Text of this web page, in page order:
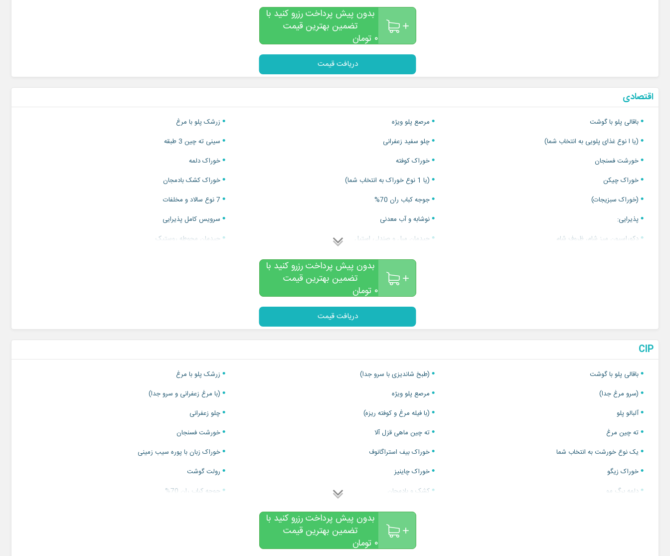
چیدمان محوطه روستیک
کیک انتخابی عروس و داماد
چیدمان ورود مهمانان
بدون پیش پرداخت رزرو کنید با
تضمین بهترین قیمت
۰ تومان
دریافت قیمت
اقتصادی
باقالی پلو با گوشت مرصع پلو ویژه
زرشک پلو با مرغ
(یا ا نوع غذای پلویی به انتخاب شما)
چلو سفید زعفرانی
سینی ته چین 3 طبقه
خورشت فسنجان
خوراک کوفته
خوراک دلمه
خوراک چیکن
(یا 1 نوع خوراک به انتخاب شما)
خوراک کشک بادمجان
(خوراک سبزیجات)
جوجه کباب ران 70%
7 نوع سالاد و مخلفات
پذیرایی:
نوشابه و آب معدنی
سرویس کامل پذیرایی
دکوراسیون میز شام، ظروف شام
چیدمان مبل و صندلی استیل
چیدمان محوطه روستیک
پذیرایی میوه فصل مرغوب 5 مدل
کیک عروس و داماد
آتش بازی 3 مرحله ورودی، تانگو و کیک
بدون پیش پرداخت رزرو کنید با
تضمین بهترین قیمت
۰ تومان
دریافت قیمت
CIP
باقالی پلو با گوشت (طبخ شاندیزی با سرو جدا)
زرشک پلو با مرغ
(سرو مرغ جدا)
مرصع پلو ویژه
(با مرغ زعفرانی و سرو جدا)
آلبالو پلو
(با فیله مرغ و کوفته ریزه)
چلو زعفرانی
ته چین مرغ
ته چین ماهی قزل آلا
خورشت فسنجان
یک نوع خورشت به انتخاب شما
خوراک بیف استراگانوف
خوراک زبان با پوره سیب زمینی
خوراک زیگو
خوراک چاینیز
رولت گوشت
دلمه برگ مو
کشک و بادمجان
جوجه کباب ران 70%
سالاد و مخلفات
نوشابه، دوغ، دلستر و آب معدنی
سرویس کامل پذیرایی ظروف کریستالی VIP
بدون پیش پرداخت رزرو کنید با
تضمین بهترین قیمت
۰ تومان